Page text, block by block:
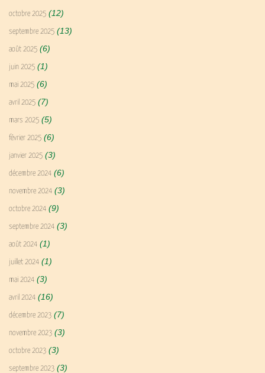
octobre 2025 (12)
septembre 2025 (13)
août 2025 (6)
juin 2025 (1)
mai 2025 (6)
avril 2025 (7)
mars 2025 (5)
février 2025 (6)
janvier 2025 (3)
décembre 2024 (6)
novembre 2024 (3)
octobre 2024 (9)
septembre 2024 (3)
août 2024 (1)
juillet 2024 (1)
mai 2024 (3)
avril 2024 (16)
décembre 2023 (7)
novembre 2023 (3)
octobre 2023 (3)
septembre 2023 (3)